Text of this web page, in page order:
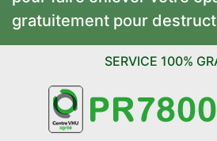
gratuitement pour
SERVICE 100%